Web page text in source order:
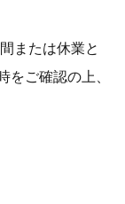
または休業と
をご確認の上、